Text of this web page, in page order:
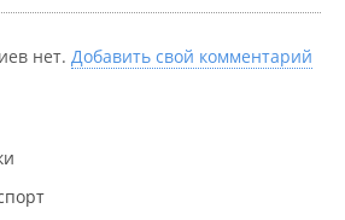
нет. Добавить свой комментарий